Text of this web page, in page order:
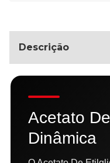
Descrição
Acetato
Dinâmica